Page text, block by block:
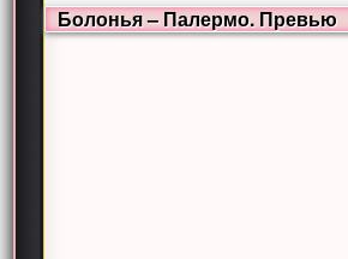
Болонья – Палермо. Превью